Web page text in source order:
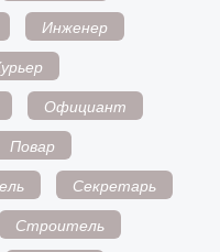
Инженер
Официант
Повар
Секретарь
Строитель